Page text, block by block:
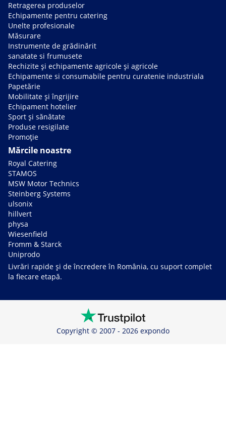
Retragerea produselor
Echipamente pentru catering
Unelte profesionale
Măsurare
Instrumente de grădinărit
sanatate si frumusete
Rechizite și echipamente agricole și agricole
Echipamente si consumabile pentru curatenie industriala
Papetărie
Mobilitate și îngrijire
Echipament hotelier
Sport și sănătate
Produse resigilate
Promoție
Mărcile noastre
Royal Catering
STAMOS
MSW Motor Technics
Steinberg Systems
ulsonix
hillvert
physa
Wiesenfield
Fromm & Starck
Uniprodo
Livrări rapide și de încredere în România, cu suport complet
la fiecare etapă.
Copyright © 2007 - 2026 expondo